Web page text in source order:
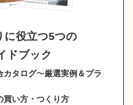
に役立つ5つの
ドブック
カタログ〜厳選実例＆プラ
買い方・つくり方